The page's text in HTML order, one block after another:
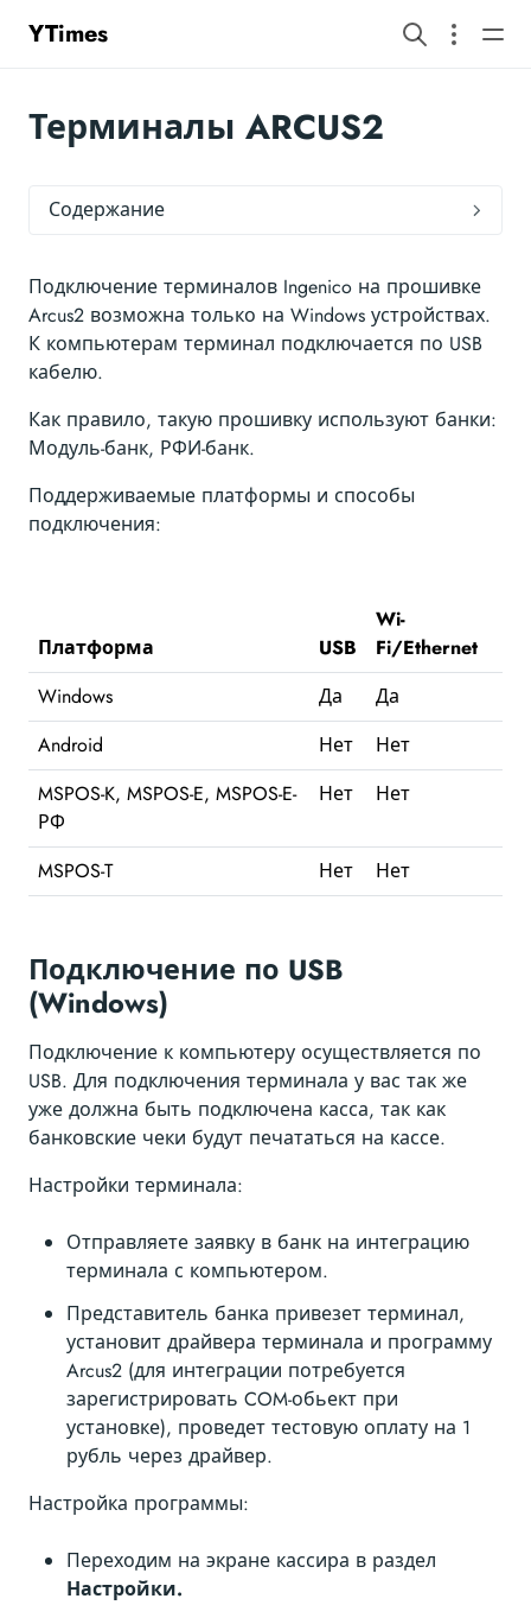
YTimes
Терминалы ARCUS2
Содержание
Подключение терминалов Ingenico на прошивке
Arcus2 возможна только на Windows устройствах.
К компьютерам терминал подключается по USB
кабелю.
Как правило, такую прошивку используют банки:
Модуль-банк, РФИ-банк.
Поддерживаемые платформы и способы
подключения:
Платформа USB
Wi-
Fi/Ethernet
Windows
Да
Да
Android
Нет
Нет
MSPOS-K, MSPOS-E, MSPOS-E-
РФ
Нет Нет
MSPOS-T Нет Нет
Подключение по USB
(Windows)
Подключение к компьютеру осуществляется по
USB. Для подключения терминала у вас так же
уже должна быть подключена касса, так как
банковские чеки будут печататься на кассе.
Настройки терминала:
Отправляете заявку в банк на интеграцию
терминала с компьютером.
Представитель банка привезет терминал,
установит драйвера терминала и программу
Arcus2 (для интеграции потребуется
зарегистрировать COM-обьект при
установке), проведет тестовую оплату на 1
рубль через драйвер.
Настройка программы:
Переходим на экране кассира в раздел
Настройки.